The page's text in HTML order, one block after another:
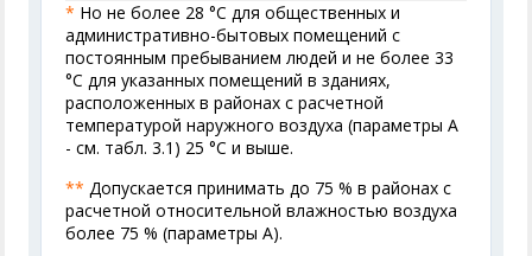
* Но не более 28 °С для общественных и
административно-бытовых помещений с
постоянным пребыванием людей и не более 33
°С для указанных помещений в зданиях,
расположенных в районах с расчетной
температурой наружного воздуха (параметрыА
- см. табл. 3.1 ) 25 °С и выше.
** Допускается принимать до 75 % в районах с
расчетной относительной влажностью воздуха
более 75 % (параметры А).